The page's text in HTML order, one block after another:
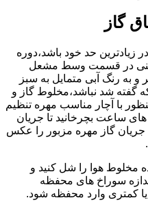
گاز
حد خود باشد،دوره
یعنی در قسمت وسط مشعل
باید در حدود ۲۰ میلیمتر و به رنگ آبی متمایل به سبز
گفته شد نباشد،مخلوط گاز و
با آچار مناسب مهره تنظیم
ساعت بچرخانید تا جریان
جریان گاز مهره مزبور را عکس
مخلوط هوا را شل کنید و
سوراخ های محفظه
کمتری وارد محفظه شود.